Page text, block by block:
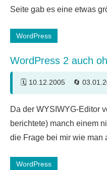
Seite gab es eine etwas
WordPress
WordPress 2 auch
10.12.2005
Kommentare
Da der WYSIWYG-Editor
berichtete) manch einem
die Frage bei mir wie man
WordPress